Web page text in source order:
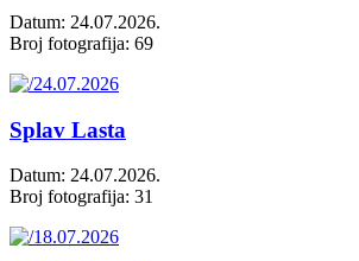
Datum: 24.07.2026.
Broj fotografija: 69
Splav Lasta
Datum: 24.07.2026.
Broj fotografija: 31